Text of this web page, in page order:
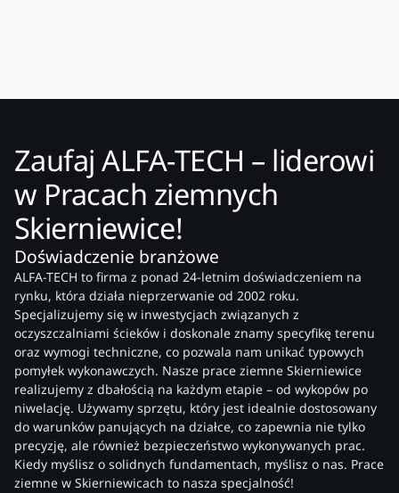
Zaufaj ALFA-TECH – liderowi
w Pracach ziemnych
Skierniewice!
Doświadczenie branżowe
ALFA-TECH to firma z ponad 24-letnim doświadczeniem na
rynku, która działa nieprzerwanie od 2002 roku.
Specjalizujemy się w inwestycjach związanych z
oczyszczalniami ścieków i doskonale znamy specyfikę terenu
oraz wymogi techniczne, co pozwala nam unikać typowych
pomyłek wykonawczych. Nasze prace ziemne Skierniewice
realizujemy z dbałością na każdym etapie – od wykopów po
niwelację. Używamy sprzętu, który jest idealnie dostosowany
do warunków panujących na działce, co zapewnia nie tylko
precyzję, ale również bezpieczeństwo wykonywanych prac.
Kiedy myślisz o solidnych fundamentach, myślisz o nas. Prace
ziemne w Skierniewicach to nasza specjalność!